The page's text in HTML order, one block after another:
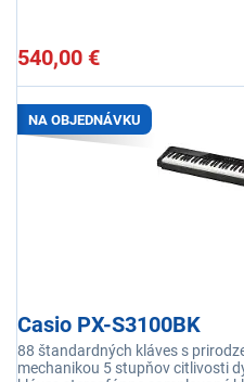
540,00 €
NA OBJEDNÁVKU
Casio PX-S3100BK
88 štandardných kláves s
mechanikou 5 stupňov citlivosti